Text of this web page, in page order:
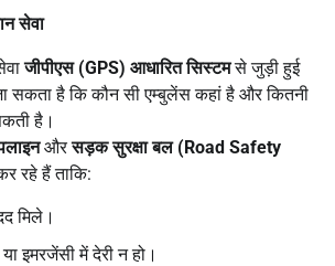
सेवा
जीपीएस (GPS) आधारित सिस्टमसे जुड़ी हुई
सकता है कि कौन सी एम्बुलेंस कहां है और कितनी
है।
औरसड़क सुरक्षा बल (Road Safety
रहे हैं ताकि:
मिले।
या इमरजेंसी में देरी न हो।